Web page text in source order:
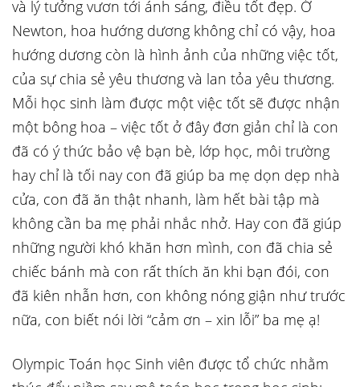
và lý tưởng vươn tới ánh sáng, điều tốt đẹp. Ở
Newton, hoa hướng dương không chỉ có vậy, hoa
hướng dương còn là hình ảnh của những việc tốt,
của sự chia sẻ yêu thương và lan tỏa yêu thương.
Mỗi học sinh làm được một việc tốt sẽ được nhận
một bông hoa – việc tốt ở đây đơn giản chỉ là con
đã có ý thức bảo vệ bạn bè, lớp học, môi trường
hay chỉ là tối nay con đã giúp ba mẹ dọn dẹp nhà
cửa, con đã ăn thật nhanh, làm hết bài tập mà
không cần ba mẹ phải nhắc nhở. Hay con đã giúp
những người khó khăn hơn mình, con đã chia sẻ
chiếc bánh mà con rất thích ăn khi bạn đói, con
đã kiên nhẫn hơn, con không nóng giận như trước
nữa, con biết nói lời “cảm ơn – xin lỗi” ba mẹ ạ!
Olympic Toán học Sinh viên được tổ chức nhằm